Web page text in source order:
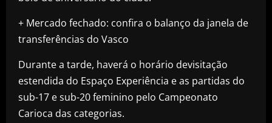
+ Mercado fechado: confira o balanço da janela de
transferências do Vasco
Durante a tarde, haverá o horário devisitação
estendida do Espaço Experiência e as partidas do
sub-17 e sub-20 feminino pelo Campeonato
Carioca das categorias.